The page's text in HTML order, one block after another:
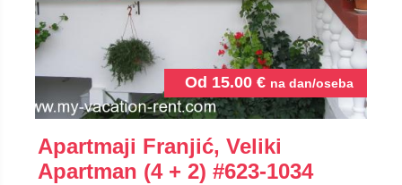
Od 15.00 € na dan/oseba
Apartmaji Franjić, Veliki
Apartman (4 + 2) #623-1034